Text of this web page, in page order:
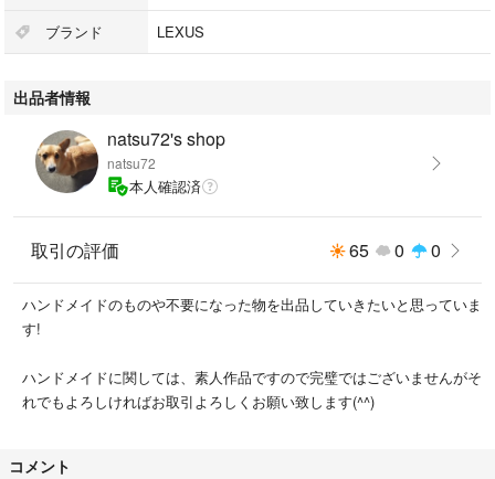
ブランド LEXUS
出品者情報
natsu72's shop
natsu72
本人確認済
取引の評価 65 0 0
ハンドメイドのものや不要になった物を出品していきたいと思っていま
す!
ハンドメイドに関しては、素人作品ですので完璧ではございませんがそ
れでもよろしければお取引よろしくお願い致します(^^)
コメント